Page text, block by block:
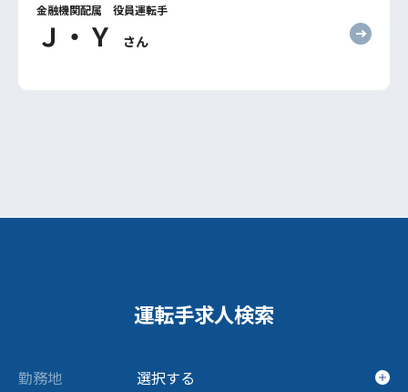
金融機関配属 役員運転手
Ｊ・Ｙ さん
運転手求人検索
勤務地 選択する